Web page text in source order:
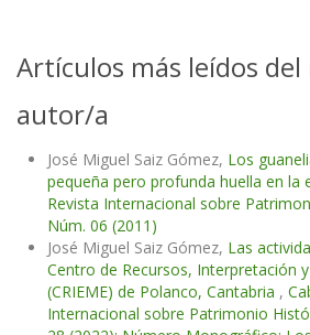
Artículos más leídos
autor/a
José Miguel Saiz Gómez, Los
pequeña pero profunda huella en la
Revista Internacional sobre
Núm. 06 (2011)
José Miguel Saiz Gómez, Las
Centro de Recursos, Interpretación
(CRIEME) de Polanco, Cantabria ,
Internacional sobre Patrimonio